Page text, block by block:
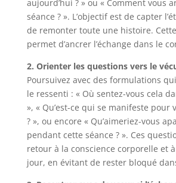
aujourd’hui ? » ou « Comment vous
séance ? ». L’objectif est de capter
de remonter toute une histoire.
permet d’ancrer l’échange dans le
2. Orienter les questions vers le
Poursuivez avec des formulations
le ressenti : « Où sentez-vous cela
», « Qu’est-ce qui se manifeste pour
? », ou encore « Qu’aimeriez-vous
pendant cette séance ? ». Ces
retour à la conscience corporelle et
jour, en évitant de rester bloqué